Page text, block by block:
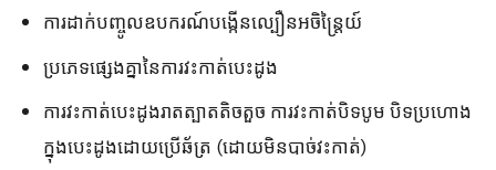
ការដាក់បញ្ចូលឧបករណ៍បង្កើនល្បឿនអចិន្រ្តៃយ៍
ប្រភេទផ្សេងគ្នានៃការវះកាត់បេះដូង
ការវះកាត់បេះដូងរាតត្បាតតិចតួច ការវះកាត់បិទបូម បិទប្រហោង
ក្នុងបេះដូងដោយប្រើឆ័ត្រ (ដោយមិនបាច់វះកាត់)